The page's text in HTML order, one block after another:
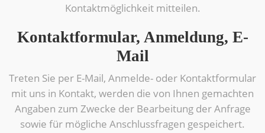
Kontaktmöglichkeit mitteilen.
Kontaktformular, Anmeldung, E-
Mail
Treten Sie per E-Mail, Anmelde- oder Kontaktformular
mit uns in Kontakt, werden die von Ihnen gemachten
Angaben zum Zwecke der Bearbeitung der Anfrage
sowie für mögliche Anschlussfragen gespeichert.